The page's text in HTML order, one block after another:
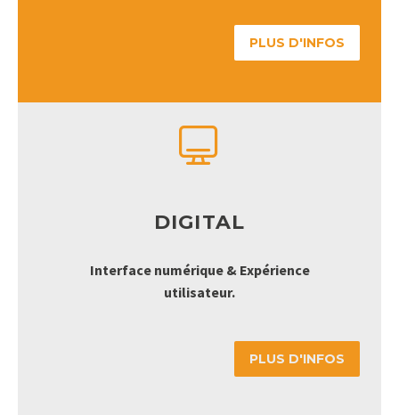
PLUS D'INFOS


DIGITAL
Interface numérique & Expérience
utilisateur.
PLUS D'INFOS